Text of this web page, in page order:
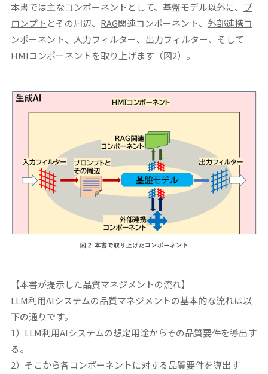
本書では主なコンポーネントとして、基盤モデル以外に、 プ
ロンプト とその周辺、 RAG関連コンポーネント、 外部連携コ
ンポーネント、入力フィルター、出力フィルター、そして
HMIコンポーネントを取り上げます（図2）。
【本書が提示した品質マネジメントの流れ】
LLM利用AIシステムの品質マネジメントの基本的な流れは以
下の通りです。
1）LLM利用AIシステムの想定用途からその品質要件を導出す
る。
2）そこから各コンポーネントに対する品質要件を導出す